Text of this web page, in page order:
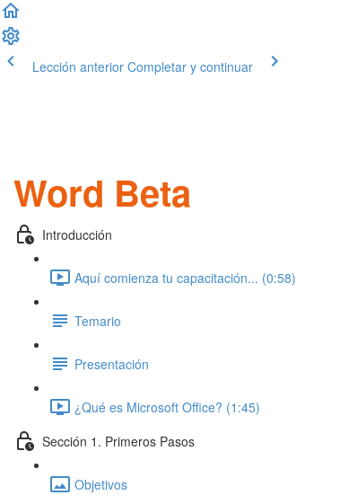
Lección anterior Completar y continuar
Word Beta
Introducción
Aquí comienza tu capacitación... (0:58)
Temario
Presentación
¿Qué es Microsoft Office? (1:45)
Sección 1. Primeros Pasos
Objetivos